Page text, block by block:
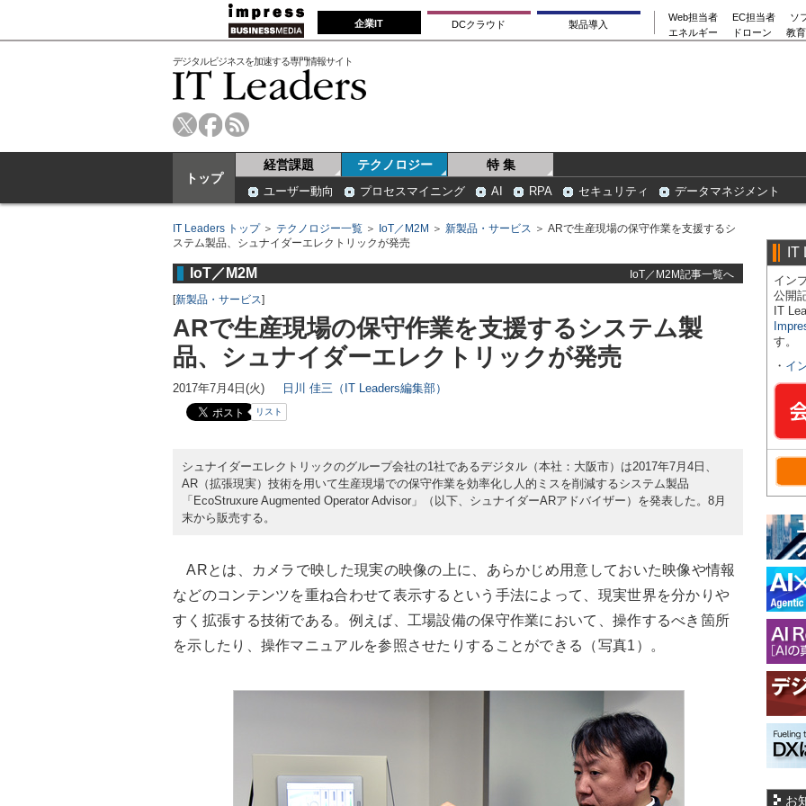
企業IT DCクラウド 製品導入
Web担当者 EC担当者
ソ
エネルギー
ドローン 教
デジタルビジネスを加速する専門情報サイト
トップ
経営課題 テクノロジー 特 集
ユーザー動向 プロセスマイニング AI RPA セキュリティ データマネジメント
IT Leaders トップ＞ テクノロジー一覧 ＞ IoT／M2M ＞ 新製品・サービス ＞ ARで生産現場の保守作業を支援するシ
ステム製品、シュナイダーエレクトリックが発売
IoT／M2M
IoT／M2M記事一覧へ
[新製品・サービス]
ARで生産現場の保守作業を支援するシステム製
品、シュナイダーエレクトリックが発売
2017年7月4日(火) 日川 佳三（IT Leaders編集部）
リスト
シュナイダーエレクトリックのグループ会社の1社であるデジタル（本社：大阪市）は2017年7月4日、
AR（拡張現実）技術を用いて生産現場での保守作業を効率化し人的ミスを削減するシステム製品
「EcoStruxure Augmented Operator Advisor」（以下、シュナイダーARアドバイザー）を発表した。8月
末から販売する。
ARとは、カメラで映した現実の映像の上に、あらかじめ用意しておいた映像や情報
などのコンテンツを重ね合わせて表示するという手法によって、現実世界を分かりや
すく拡張する技術である。例えば、工場設備の保守作業において、操作するべき箇所
を示したり、操作マニュアルを参照させたりすることができる（写真1）。
IT
イン
公開
IT
す。
・ イ
お